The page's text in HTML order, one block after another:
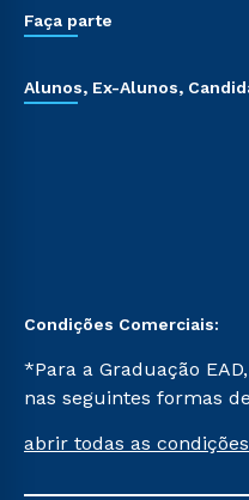
Faça parte
Alunos, Ex-Alunos,
Condições Comerciais:
*Para a Graduação
nas seguintes formas
Já para as demais, a
abrir todas as